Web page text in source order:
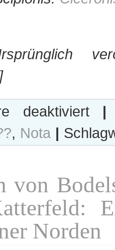
deaktiviert |
, Nota |
von
Norden